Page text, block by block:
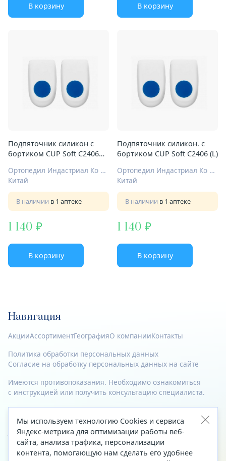
В корзину В корзину
Подпяточник силикон с
бортиком CUP Soft С2406
Ортопедил Индастриал Ко Лтд
Китай
В наличии в 1 аптеке
1 140
В корзину
Подпяточник силикон. с
бортиком CUP Soft С2406 (L)
Ортопедил Индастриал Ко Лтд
Китай
В наличии в 1 аптеке
1 140
В корзину
Навигация
АкцииАссортиментГеографияО компанииКонтакты
Политика обработки персональных данных
Согласие на обработку персональных данных на сайте
Имеются противопоказания. Необходимо ознакомиться
с инструкцией или получить консультацию специалиста.
© 2023—2026 Все права защищены.
Адрес
Архангельск, ул. Папанина, д. 19 (вход в здание со стороны
Мы используем технологию Cookies и сервиса
Яндекс-метрика для оптимизации работы веб-
сайта, анализа трафика, персонализации
контента, помогающую нам сделать его удобнее